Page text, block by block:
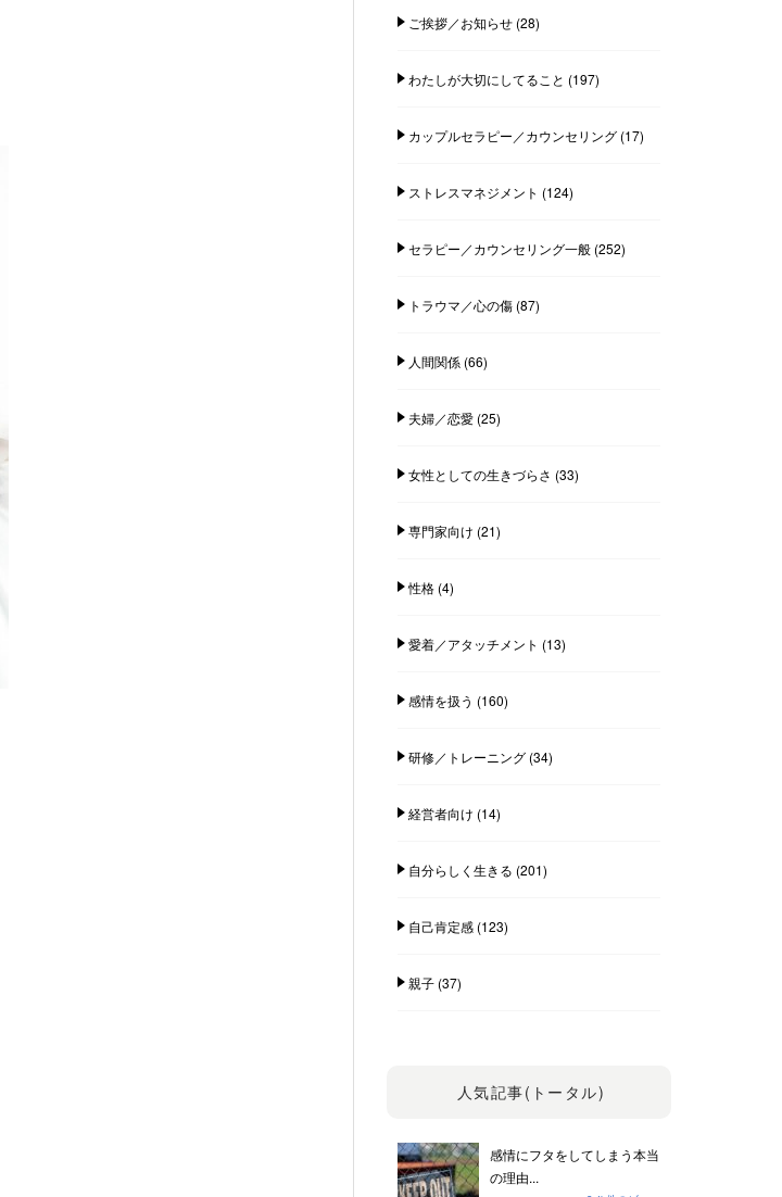
ご挨拶／お知らせ(28)
わたしが大切にしてること (197)
カップルセラピー／カウンセリング(17)
ストレスマネジメント (124)
セラピー／カウンセリング一般(252)
トラウマ／心の傷(87)
人間関係(66)
夫婦／恋愛(25)
女性としての生きづらさ (33)
専門家向け (21)
性格(4)
愛着／アタッチメント (13)
感情を扱う (160)
研修／トレーニング(34)
経営者向け (14)
自分らしく生きる (201)
自己肯定感(123)
親子(37)
人気記事(トータル)
感情にフタをしてしまう本当
の理由...